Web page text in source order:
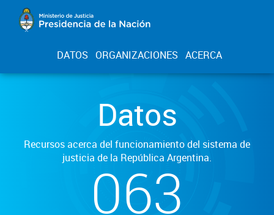
DATOS ORGANIZACIONES ACERCA
Datos
Recursos acerca del funcionamiento del sistema de
justicia de la República Argentina.
063